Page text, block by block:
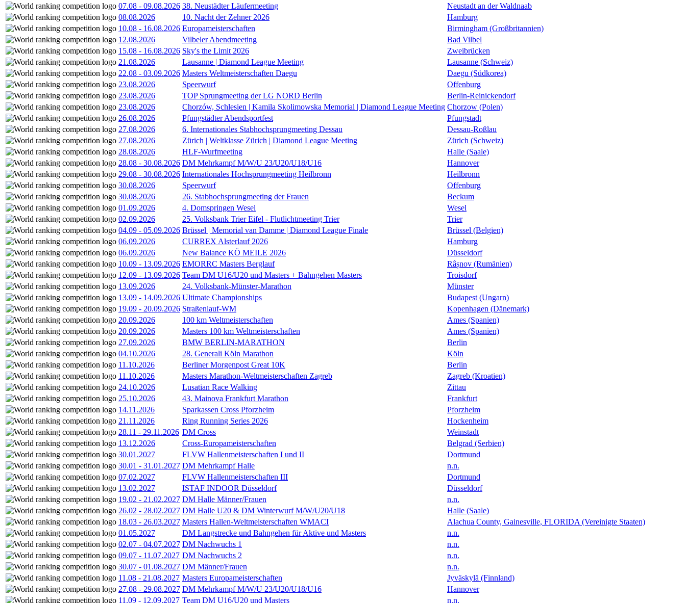
07.08 - 09.08.2026 38. Neustädter Läufermeeting
Neustadt an der Waldnaab
08.08.2026
10. Nacht der Zehner 2026
Hamburg
10.08 - 16.08.2026 Europameisterschaften
Birmingham (Großbritannien)
12.08.2026
Vilbeler Abendmeeting
Bad Vilbel
15.08 - 16.08.2026 Sky's the Limit 2026
Zweibrücken
21.08.2026
Lausanne | Diamond League Meeting
Lausanne (Schweiz)
22.08 - 03.09.2026 Masters Weltmeisterschaften Daegu
Daegu (Südkorea)
23.08.2026
Speerwurf
Offenburg
23.08.2026
TOP Sprungmeeting der LG NORD Berlin
Berlin-Reinickendorf
23.08.2026
Chorzów, Schlesien | Kamila Skolimowska Memorial | Diamond League Meeting Chorzow (Polen)
26.08.2026
Pfungstädter Abendsportfest
Pfungstadt
27.08.2026
6. Internationales Stabhochsprungmeeting Dessau
Dessau-Roßlau
27.08.2026
Zürich | Weltklasse Zürich | Diamond League Meeting
Zürich (Schweiz)
28.08.2026
HLF-Wurfmeeting
Halle (Saale)
28.08 - 30.08.2026 DM Mehrkampf M/W/U 23/U20/U18/U16
Hannover
29.08 - 30.08.2026 Internationales Hochsprungmeeting Heilbronn
Heilbronn
30.08.2026
Speerwurf
Offenburg
30.08.2026
26. Stabhochsprungmeeting der Frauen
Beckum
01.09.2026
4. Domspringen Wesel
Wesel
02.09.2026
25. Volksbank Trier Eifel - Flutlichtmeeting Trier
Trier
04.09 - 05.09.2026 Brüssel | Memorial van Damme | Diamond League Finale
Brüssel (Belgien)
06.09.2026
CURREX Alsterlauf 2026
Hamburg
06.09.2026
New Balance KÖ MEILE 2026
Düsseldorf
10.09 - 13.09.2026 EMORRC Masters Berglauf
Râșnov (Rumänien)
12.09 - 13.09.2026 Team DM U16/U20 und Masters + Bahngehen Masters
Troisdorf
13.09.2026
24. Volksbank-Münster-Marathon
Münster
13.09 - 14.09.2026 Ultimate Championships
Budapest (Ungarn)
19.09 - 20.09.2026 Straßenlauf-WM
Kopenhagen (Dänemark)
20.09.2026
100 km Weltmeisterschaften
Ames (Spanien)
20.09.2026
Masters 100 km Weltmeisterschaften
Ames (Spanien)
27.09.2026
BMW BERLIN-MARATHON
Berlin
04.10.2026
28. Generali Köln Marathon
Köln
11.10.2026
Berliner Morgenpost Great 10K
Berlin
11.10.2026
Masters Marathon-Weltmeisterschaften Zagreb
Zagreb (Kroatien)
24.10.2026
Lusatian Race Walking
Zittau
25.10.2026
43. Mainova Frankfurt Marathon
Frankfurt
14.11.2026
Sparkassen Cross Pforzheim
Pforzheim
21.11.2026
Ring Running Series 2026
Hockenheim
28.11 - 29.11.2026 DM Cross
Weinstadt
13.12.2026
Cross-Europameisterschaften
Belgrad (Serbien)
30.01.2027
FLVW Hallenmeisterschaften I und II
Dortmund
30.01 - 31.01.2027 DM Mehrkampf Halle
n.n.
07.02.2027
FLVW Hallenmeisterschaften III
Dortmund
13.02.2027
ISTAF INDOOR Düsseldorf
Düsseldorf
19.02 - 21.02.2027 DM Halle Männer/Frauen
n.n.
26.02 - 28.02.2027 DM Halle U20 & DM Winterwurf M/W/U20/U18
Halle (Saale)
18.03 - 26.03.2027 Masters Hallen-Weltmeisterschaften WMACI
Alachua County, Gainesville, FLORIDA (Vereinigte Staaten)
01.05.2027
DM Langstrecke und Bahngehen für Aktive und Masters
n.n.
02.07 - 04.07.2027 DM Nachwuchs 1
n.n.
09.07 - 11.07.2027 DM Nachwuchs 2
n.n.
30.07 - 01.08.2027 DM Männer/Frauen
n.n.
11.08 - 21.08.2027 Masters Europameisterschaften
Jyväskylä (Finnland)
27.08 - 29.08.2027 DM Mehrkampf M/W/U 23/U20/U18/U16
Hannover
11.09 - 12.09.2027 Team DM U16/U20 und Masters n.n.